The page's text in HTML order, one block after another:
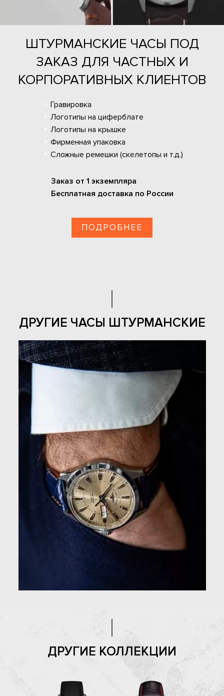
ШТУРМАНСКИЕ ЧАСЫ ПОД
ЗАКАЗ ДЛЯ ЧАСТНЫХ И
КОРПОРАТИВНЫХ КЛИЕНТОВ
Гравировка
Логотипы на циферблате
Логотипы на крышке
Фирменная упаковка
Сложные ремешки (скелетопы и т.д.)
Заказ от 1 экземпляра
Бесплатная доставка по России
ПОДРОБНЕЕ
ДРУГИЕ ЧАСЫ ШТУРМАНСКИЕ
ДРУГИЕ КОЛЛЕКЦИИ